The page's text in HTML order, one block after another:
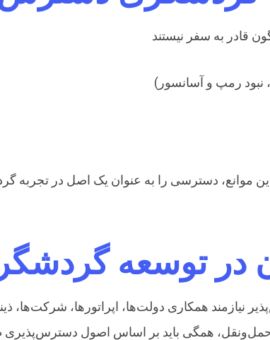
نبود رمپ و آسانسور)
موانع، دسترسی را به عنوان یک اصل در
در توسعه
نیازمند همکاری دولت‌ها، اپراتورها،